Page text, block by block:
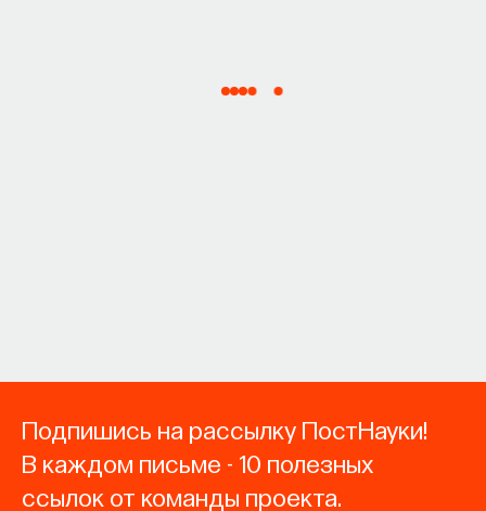
Подпишись на рассылку ПостНауки!
В каждом письме - 10 полезных
ссылок от команды проекта.